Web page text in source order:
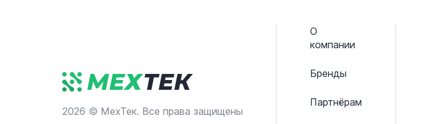
2026 © МехТек. Все права защищены
О
компании
Бренды
Партнёрам